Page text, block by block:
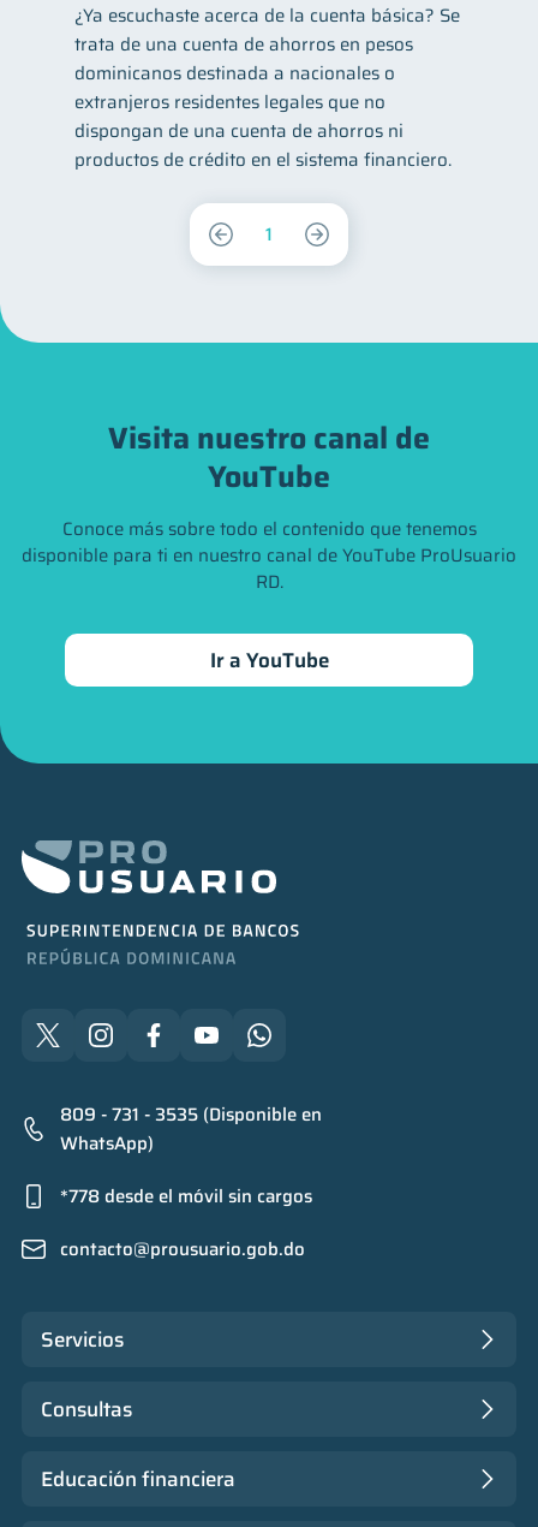
Visita nuestro canal de
YouTube
Conoce más sobre todo el contenido que tenemos
disponible para ti en nuestro canal de YouTube ProUsuario
RD.
Ir a YouTube
¿Ya escuchaste acerca de la cuenta básica? Se
trata de una cuenta de ahorros en pesos
dominicanos destinada a nacionales o
extranjeros residentes legales que no
dispongan de una cuenta de ahorros ni
productos de crédito en el sistema financiero.
1
809 - 731 - 3535 (Disponible en
WhatsApp)
*778 desde el móvil sin cargos
contacto@prousuario.gob.do
Servicios
Consultas
Educación financiera